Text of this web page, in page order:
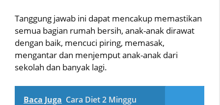
Tanggung jawab ini dapat mencakup memastikan
semua bagian rumah bersih, anak-anak dirawat
dengan baik, mencuci piring, memasak,
mengantar dan menjemput anak-anak dari
sekolah dan banyak lagi.
Baca Juga Cara Diet 2 Minggu